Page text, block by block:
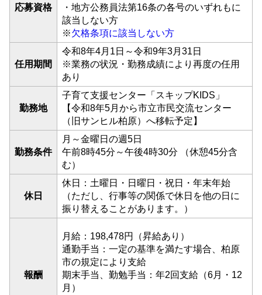
応募資格
・地方公務員法第16条の各号のいずれもに
該当しない方
※欠格条項に該当しない方
任用期間
令和8年4月1日～令和9年3月31日
※業務の状況・勤務成績により再度の任用
あり
勤務地
子育て支援センター「スキップKIDS」
【令和8年5月から市立市民交流センター
（旧サンヒル柏原）へ移転予定】
勤務条件
月～金曜日の週5日
午前8時45分～午後4時30分 （休憩45分含
む）
休日
休日：土曜日・日曜日・祝日・年末年始
（ただし、行事等の関係で休日を他の日に
振り替えることがあります。）
報酬
月給：198,478円（昇給あり）
通勤手当：一定の基準を満たす場合、柏原
市の規定により支給
期末手当、勤勉手当：年2回支給（6月・12
月）